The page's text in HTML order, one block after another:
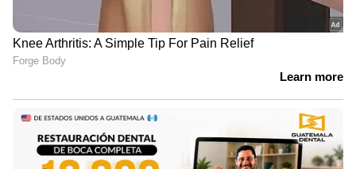
ദക്ഷിണ കൊറിയയുടെ കോസ്പി 0.9
ശതമാനവും കുറഞ്ഞു. അതേസമയം,
ഹോങ്കോങ്ങിന്റെ ഹാങ് സെങ് 2